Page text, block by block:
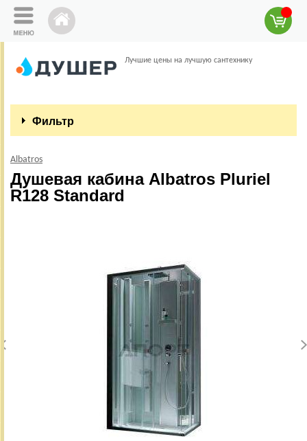
Лучшие цены на лучшую сантехнику
Фильтр
Albatros
Душевая кабина Albatros Pluriel
R128 Standard